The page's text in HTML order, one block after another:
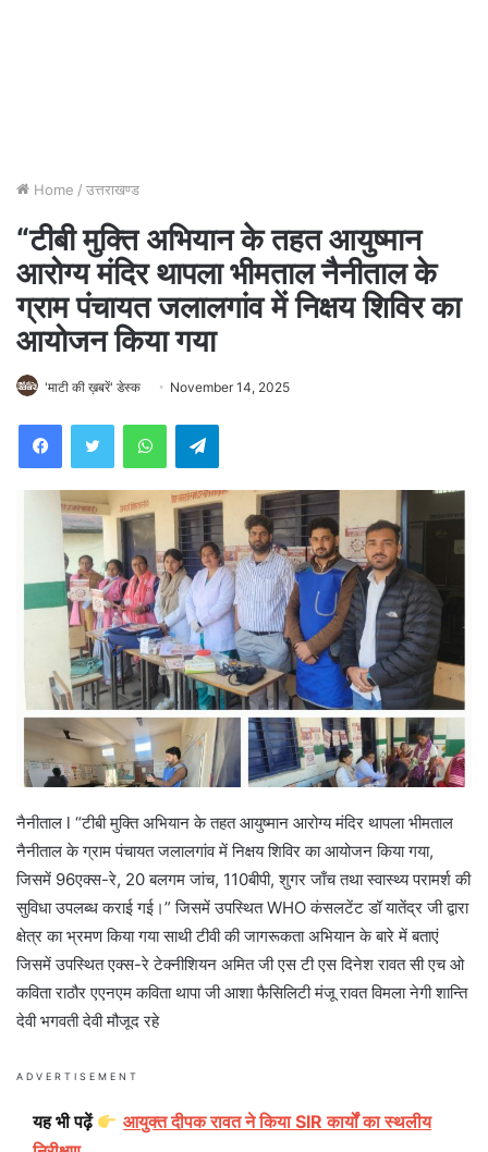
Home / उत्तराखण्ड
“टीबी मुक्ति अभियान के तहत आयुष्मान
आरोग्य मंदिर थापला भीमताल नैनीताल के
ग्राम पंचायत जलालगांव में निक्षय शिविर का
आयोजन किया गया
'माटी की ख़बरें' डेस्क November 14, 2025
WhatsAppTelegram
नैनीताल l “टीबी मुक्ति अभियान के तहत आयुष्मान आरोग्य मंदिर थापला भीमताल
नैनीताल के ग्राम पंचायत जलालगांव में निक्षय शिविर का आयोजन किया गया,
जिसमें 96एक्स-रे, 20 बलगम जांच, 110बीपी, शुगर जाँच तथा स्वास्थ्य परामर्श की
सुविधा उपलब्ध कराई गई।” जिसमें उपस्थित WHO कंसलटेंट डॉ यातेंद्र जी द्वारा
क्षेत्र का भ्रमण किया गया साथी टीवी की जागरूकता अभियान के बारे में बताएं
जिसमें उपस्थित एक्स-रे टेक्नीशियन अमित जी एस टी एस दिनेश रावत सी एच ओ
कविता राठौर एएनएम कविता थापा जी आशा फैसिलिटी मंजू रावत विमला नेगी शान्ति
देवी भगवती देवी मौजूद रहे
ADVERTISEMENT
यह भी पढ़ें
आयुक्त दीपक रावत ने किया SIR कार्यों का स्थलीय